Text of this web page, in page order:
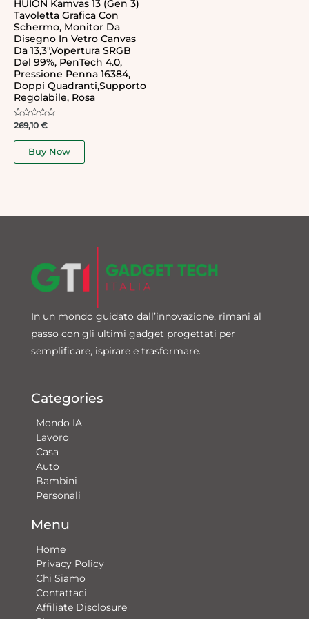
HUION Kamvas 13 (Gen 3)
Tavoletta Grafica Con
Schermo, Monitor Da
Disegno In Vetro Canvas
Da 13,3″,Vopertura SRGB
Del 99%, PenTech 4.0,
Pressione Penna 16384,
Doppi Quadranti,Supporto
Regolabile, Rosa
Rated
out
269,10 €
Buy Now
In un mondo guidato dall’innovazione, rimani al
passo con gli ultimi gadget progettati per
semplificare, ispirare e trasformare.
Categories
Mondo IA
Lavoro
Casa
Auto
Bambini
Personali
Menu
Home
Privacy Policy
Chi Siamo
Contattaci​
Affiliate Disclosure